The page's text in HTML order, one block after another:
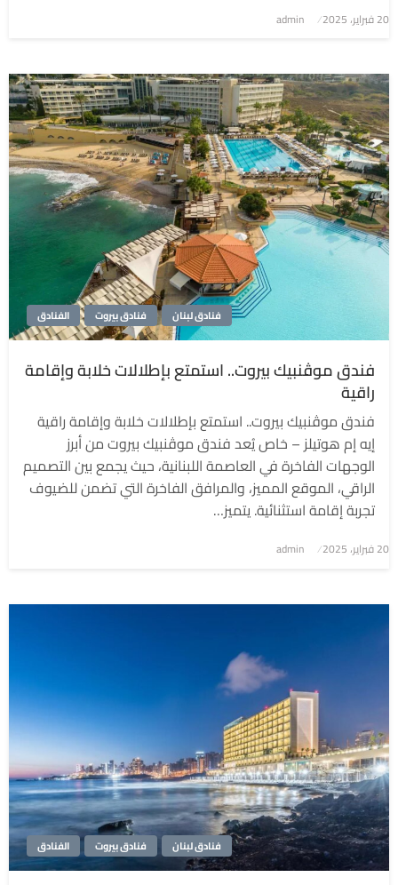
نُشر
20 فبراير، 2025 admin
الفنادق فنادق بيروت فنادق لبنان
فندق موڤنبيك بيروت.. استمتع بإطلالات خلابة وإقامة
راقية
فندق موڤنبيك بيروت.. استمتع بإطلالات خلابة وإقامة راقية
إيه إم هوتيلز – خاص يُعد فندق موڤنبيك بيروت من أبرز
الوجهات الفاخرة في العاصمة اللبنانية، حيث يجمع بين التصميم
الراقي، الموقع المميز، والمرافق الفاخرة التي تضمن للضيوف
تجربة إقامة استثنائية. يتميز…
نُشر
20 فبراير، 2025 admin
الفنادق فنادق بيروت فنادق لبنان